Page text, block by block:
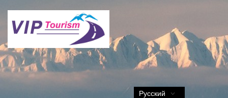
Русский